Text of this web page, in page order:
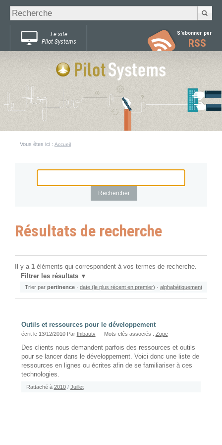
Chercher par
Recherche
avancée…
Le site
Pilot Systems
S'abonner par
RSS
Vous êtes ici : Accueil
Résultats de recherche
Il y a 1 éléments qui correspondent à vos termes de recherche.
Filtrer les résultats
Trier par pertinence · date (le plus récent en premier) · alphabétiquement
Outils et ressources pour le développement
écrit le 13/12/2010 Par thibautv — Mots-clés associés : Zope
Des clients nous demandent parfois des ressources et outils
pour se lancer dans le développement. Voici donc une liste de
ressources en lignes ou écrites afin de se familiariser à ces
technologies.
Rattaché à 2010 / Juillet